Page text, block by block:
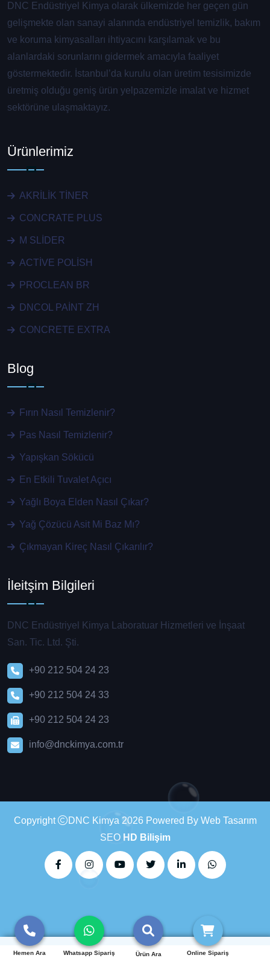
DNC Endüstriyel Kimya olarak ülkemizde her geçen gün
gelişmekte olan sanayi alanında endüstriyel temizlik, bakım
ve koruma kimyasalları ihtiyacını karşılamak ve bu
alanlardaki sorunlarını gidermek amacıyla faaliyet
göstermektedir. İstanbul’da kurulu olan üretim tesisimizde
üretmiş olduğu geniş ürün yelpazemizle imalat ve hizmet
sektörüne ulaşmaktayız.
Ürünlerimiz
AKRİLİK TİNER
CONCRATE PLUS
M SLİDER
ACTİVE POLİSH
PROCLEAN BR
DNCOL PAİNT ZH
CONCRETE EXTRA
Blog
Fırın Nasıl Temizlenir?
Pas Nasıl Temizlenir?
Yapışkan Sökücü
En Etkili Tuvalet Açıcı
Yağlı Boya Elden Nasıl Çıkar?
Yağ Çözücü Asit Mi Baz Mı?
Çıkmayan Kireç Nasıl Çıkarılır?
İleitşim Bilgileri
DNC Endüstriyel Kimya Laboratuar Hizmetleri ve İnşaat
San. Tic. Ltd. Şti.
+90 212 504 24 23
+90 212 504 24 33
+90 212 504 24 23
info@dnckimya.com.tr
Copyright
DNC Kimya 2026 Powered By Web Tasarım
SEO HD Bilişim
Hemen Ara Whatsapp Sipariş Ürün Ara Online Sipariş